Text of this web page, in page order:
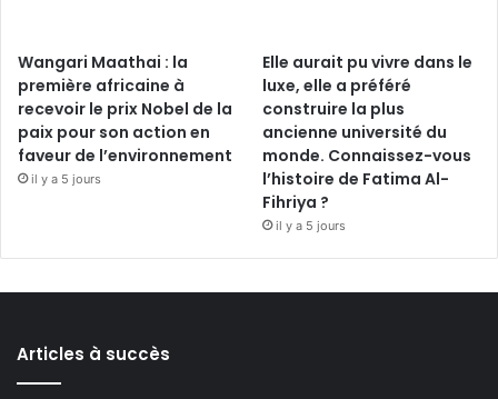
Wangari Maathai : la
première africaine à
recevoir le prix Nobel de la
paix pour son action en
faveur de l’environnement
il y a 5 jours
Elle aurait pu vivre dans le
luxe, elle a préféré
construire la plus
ancienne université du
monde. Connaissez-vous
l’histoire de Fatima Al-
Fihriya ?
il y a 5 jours
Articles à succès